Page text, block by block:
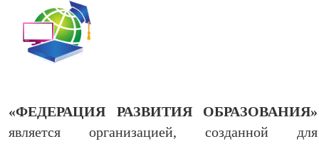
«ФЕДЕРАЦИЯ РАЗВИТИЯ ОБРАЗОВАНИЯ»
является организацией, созданной для